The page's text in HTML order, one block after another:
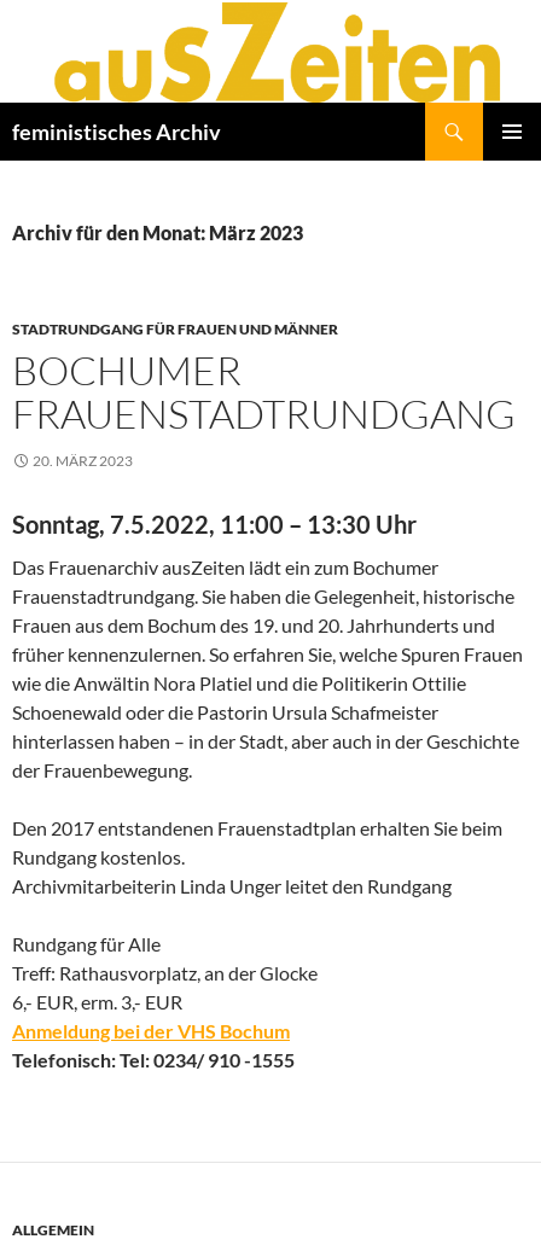
springen
feministisches Archiv
Archiv für den Monat: März 2023
STADTRUNDGANG FÜR FRAUEN UND MÄNNER
BOCHUMER
FRAUENSTADTRUNDGANG
20. MÄRZ 2023
Sonntag, 7.5.2022, 11:00 – 13:30 Uhr
Das Frauenarchiv ausZeiten lädt ein zum Bochumer
Frauenstadtrundgang. Sie haben die Gelegenheit, historische
Frauen aus dem Bochum des 19. und 20. Jahrhunderts und
früher kennenzulernen. So erfahren Sie, welche Spuren Frauen
wie die Anwältin Nora Platiel und die Politikerin Ottilie
Schoenewald oder die Pastorin Ursula Schafmeister
hinterlassen haben – in der Stadt, aber auch in der Geschichte
der Frauenbewegung.
Den 2017 entstandenen Frauenstadtplan erhalten Sie beim
Rundgang kostenlos.
Archivmitarbeiterin Linda Unger leitet den Rundgang
Rundgang für Alle
Treff: Rathausvorplatz, an der Glocke
6,- EUR, erm. 3,- EUR
Anmeldung bei der VHS Bochum
Telefonisch: Tel: 0234/ 910 -1555
ALLGEMEIN